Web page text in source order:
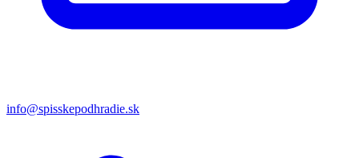
info@spisskepodhradie.sk